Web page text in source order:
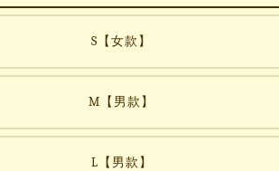
S【女款】
M【男款】
L【男款】